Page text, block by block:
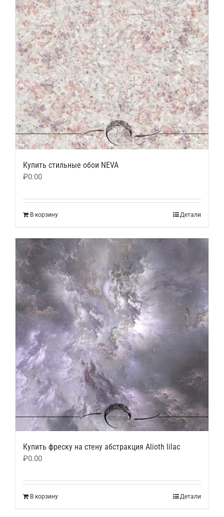
Купить стильные обои NEVA
₽0.00
В корзину Детали
Купить фреску на стену абстракция Alioth lilac
₽0.00
В корзину Детали